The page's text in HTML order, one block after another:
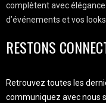
complètent avec
d’événements et vos
RESTONS
Retrouvez toutes les
communiquez avec nous